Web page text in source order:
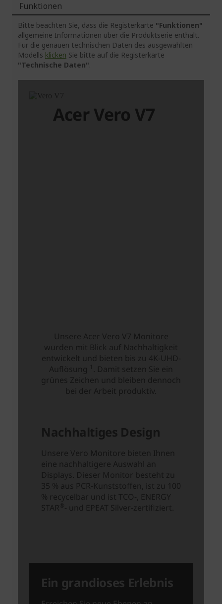
Funktionen
Bitte beachten Sie, dass die Registerkarte "Funktionen"
allgemeine Informationen über die Produktserie enthält.
Für die genauen technischen Daten des ausgewählten
Modells klicken Sie bitte auf die Registerkarte
"Technische Daten".